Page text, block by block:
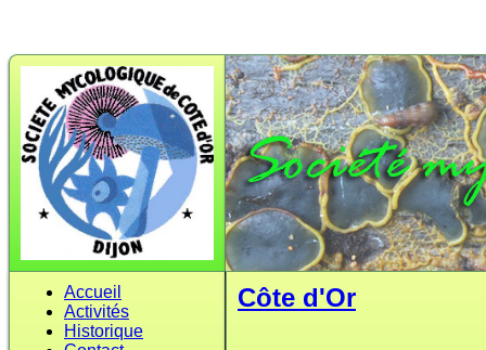
Accueil
Activités
Historique
Côte d'Or